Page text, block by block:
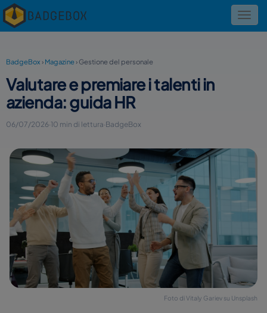
BadgeBox › Magazine › Gestione del personale
Valutare e premiare i talenti in
azienda: guida HR
06/07/2026·10 min di lettura·BadgeBox
Foto di Vitaly Gariev su Unsplash